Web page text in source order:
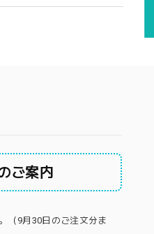
ご案内
（9月30日のご注文分ま